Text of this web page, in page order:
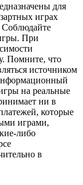
для
играх
Соблюдайте
При
Помните, что
источником
на реальные
ни в
которые
играми,
либо
в